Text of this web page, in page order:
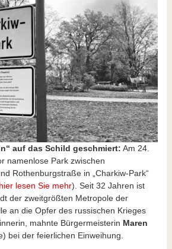
auf das Schild geschmiert: Am 24.
namenlose Park zwischen
Rothenburgstraße in „Charkiw-Park“
lesen Sie mehr). Seit 32 Jahren ist
der zweitgrößten Metropole der
an die Opfer des russischen Krieges
mahnte Bürgermeisterin Maren
bei der feierlichen Einweihung.